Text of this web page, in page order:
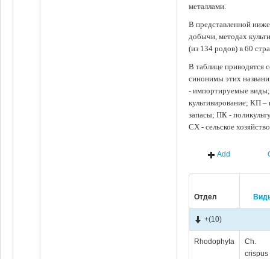
металлами.
В представленной
добычи, методах
(из 134 родов) в 60
В таблице приводятся
синонимы этих
- импортируемые
культивирование; КП
запасы; ПК -
СХ - сельское
Add
Отдел
+(10)
Rhodophyta
Ch.
crispus